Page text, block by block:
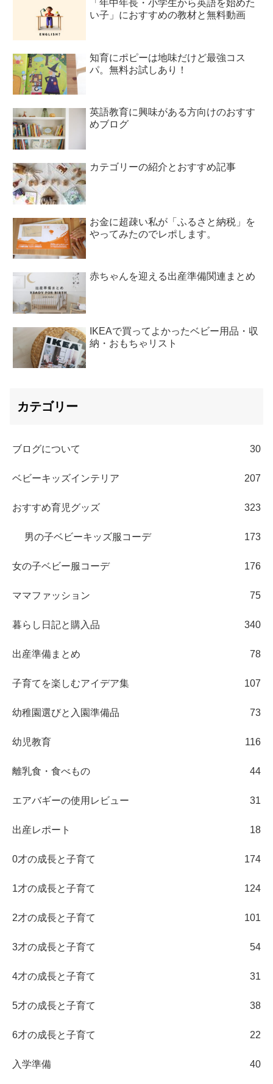
「年中年長・小学生から英語を始めた
い子」におすすめの教材と無料動画
知育にポピーは地味だけど最強コス
パ。無料お試しあり！
英語教育に興味がある方向けのおすす
めブログ
カテゴリーの紹介とおすすめ記事
お金に超疎い私が「ふるさと納税」を
やってみたのでレポします。
赤ちゃんを迎える出産準備関連まとめ
IKEAで買ってよかったベビー用品・収
納・おもちゃリスト
カテゴリー
ブログについて 30
ベビーキッズインテリア 207
おすすめ育児グッズ 323
男の子ベビーキッズ服コーデ 173
女の子ベビー服コーデ 176
ママファッション 75
暮らし日記と購入品 340
出産準備まとめ 78
子育てを楽しむアイデア集 107
幼稚園選びと入園準備品 73
幼児教育 116
離乳食・食べもの 44
エアバギーの使用レビュー 31
出産レポート 18
0才の成長と子育て 174
1才の成長と子育て 124
2才の成長と子育て 101
3才の成長と子育て 54
4才の成長と子育て 31
5才の成長と子育て 38
6才の成長と子育て 22
入学準備 40